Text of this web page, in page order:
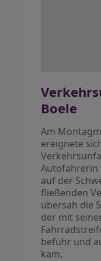
Boele
Am
ereignete
Autofahrerin
auf der
fließenden
übersah die
der mit
befuhr und
kam.